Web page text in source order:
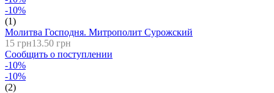
-10%
(1)
Молитва Господня. Митрополит Сурожский
15 грн13.50 грн
Сообщить о поступлении
-10%
-10%
(2)